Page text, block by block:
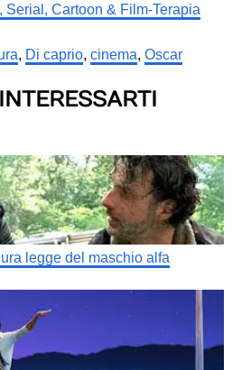
Serial, Cartoon & Film-Terapia
, Di caprio, cinema, Oscar
legge del maschio alfa